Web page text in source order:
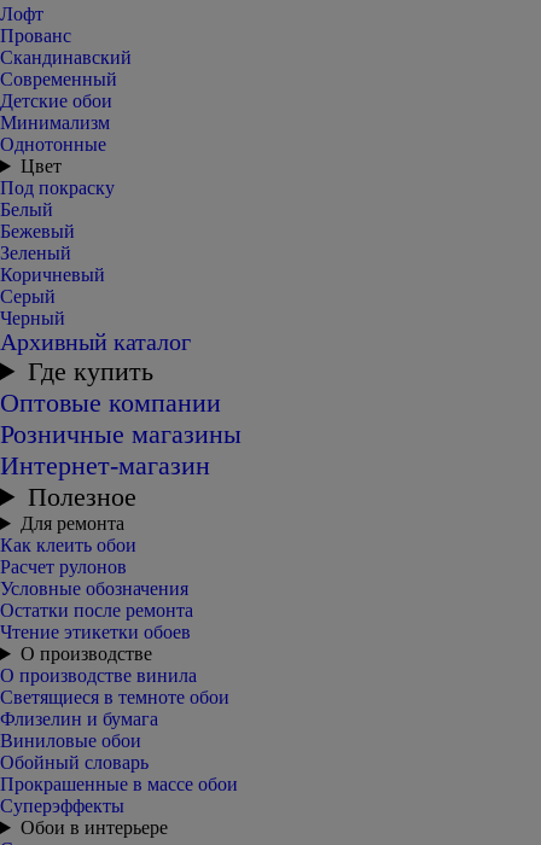
Лофт
Прованс
Скандинавский
Современный
Детские обои
Минимализм
Однотонные
Цвет
Под покраску
Белый
Бежевый
Зеленый
Коричневый
Серый
Черный
Архивный каталог
Где купить
Оптовые компании
Розничные магазины
Интернет-магазин
Полезное
Для ремонта
Как клеить обои
Расчет рулонов
Условные обозначения
Остатки после ремонта
Чтение этикетки обоев
О производстве
О производстве винила
Светящиеся в темноте обои
Флизелин и бумага
Виниловые обои
Обойный словарь
Прокрашенные в массе обои
Суперэффекты
Обои в интерьере